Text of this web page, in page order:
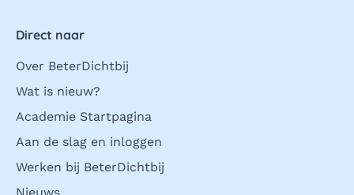
Direct naar
Over BeterDichtbij
Wat is nieuw?
Academie Startpagina
Aan de slag en inloggen
Werken bij BeterDichtbij
Nieuws